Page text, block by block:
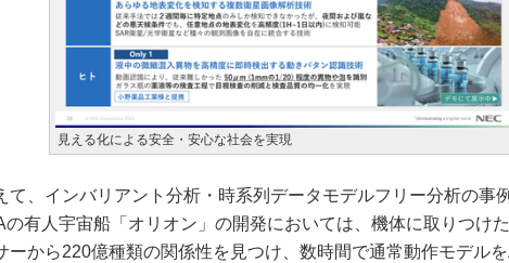
見える化による安全・安心な社会を実現
、インバリアント分析・時系列データモデルフリー分析の事
の有人宇宙船「オリオン」の開発においては、機体に取りつけ
ーから220億種類の関係性を見つけ、数時間で通常動作モデル